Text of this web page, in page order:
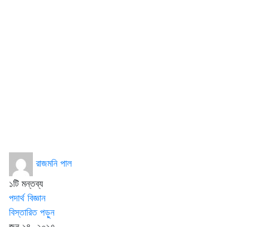
রাজমনি পাল
১টি মন্তব্য
পদার্থ বিজ্ঞান
বিস্তারিত পড়ুন